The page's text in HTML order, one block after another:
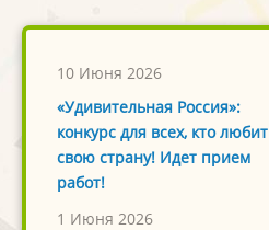
10 Июня 2026
«Удивительная Россия»:
конкурс для всех, кто любит
свою страну! Идет прием
работ!
1 Июня 2026